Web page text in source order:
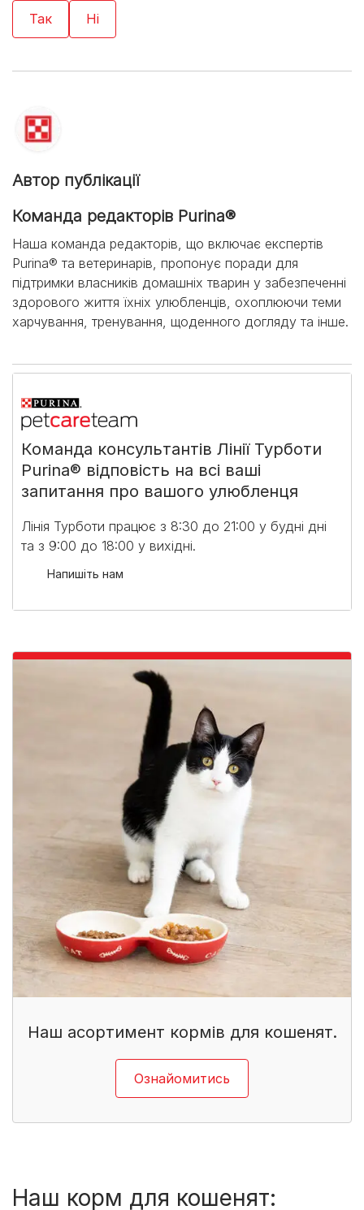
Автор публікації
Команда редакторів Purina®
Наша команда редакторів, що включає експертів
Purina® та ветеринарів, пропонує поради для
підтримки власників домашніх тварин у забезпеченні
здорового життя їхніх улюбленців, охоплюючи теми
харчування, тренування, щоденного догляду та інше.
Команда консультантів Лінії Турботи
Purina® відповість на всі ваші
запитання про вашого улюбленця
Лінія Турботи працює з 8:30 до 21:00 у будні дні
та з 9:00 до 18:00 у вихідні.​
Напишіть нам
Наш асортимент кормів для кошенят.
Ознайомитись
Наш корм для кошенят: